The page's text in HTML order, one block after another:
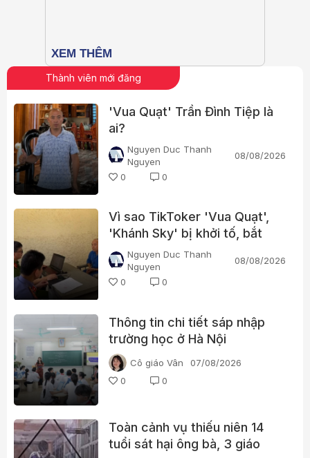
Thành viên mới đăng
'Vua Quạt' Trần Đình Tiệp là
ai?
Nguyen Duc Thanh
Nguyen
08/08/2026
0
0
Vì sao TikToker 'Vua Quạt',
'Khánh Sky' bị khởi tố, bắt
tạm giam?
Nguyen Duc Thanh
Nguyen
08/08/2026
0
0
Thông tin chi tiết sáp nhập
trường học ở Hà Nội
Cô giáo Vân
07/08/2026
0
0
Toàn cảnh vụ thiếu niên 14
tuổi sát hại ông bà, 3 giáo